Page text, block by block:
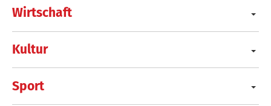
Wirtschaft
Kultur
Sport